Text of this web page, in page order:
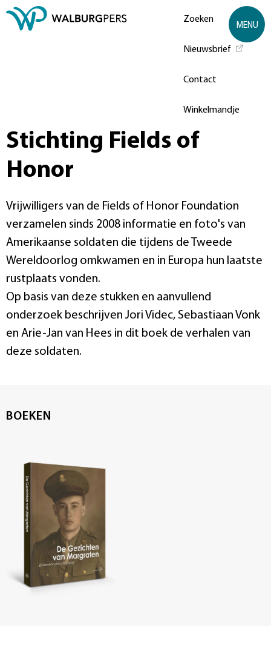
Zoeken
Nieuwsbrief
Contact
Winkelmandje
MENU
Stichting Fields of
Honor
Vrijwilligers van de Fields of Honor Foundation
verzamelen sinds 2008 informatie en foto's van
Amerikaanse soldaten die tijdens de Tweede
Wereldoorlog omkwamen en in Europa hun laatste
rustplaats vonden.
Op basis van deze stukken en aanvullend
onderzoek beschrijven Jori Videc, Sebastiaan Vonk
en Arie-Jan van Hees in dit boek de verhalen van
deze soldaten.
BOEKEN